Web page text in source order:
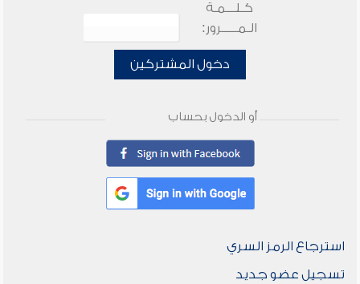
كـلـــمـة
الـمـــــرور:
دخول المشتركين
أو الدخول بحساب
استرجاع الرمز السري
تسجيل عضو جديد